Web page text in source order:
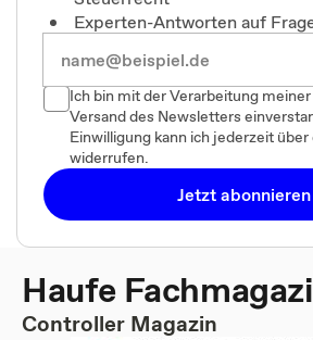
Experten-Antworten auf
Ich bin mit der Verarbeitung
Versand des Newsletters
Einwilligung kann ich jederzeit
widerrufen.
Jetzt abonnieren
Haufe
Controller Magazin